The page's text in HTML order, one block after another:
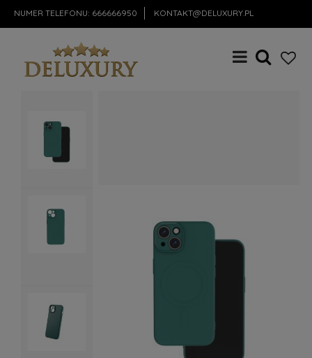
NUMER TELEFONU: 666666950 KONTAKT@DELUXURY.PL